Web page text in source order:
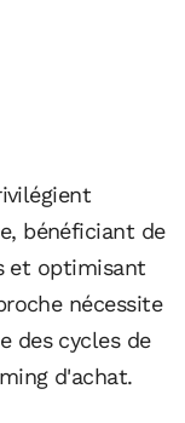
bénéficiant de
et optimisant
nécessite
des cycles de
d'achat.